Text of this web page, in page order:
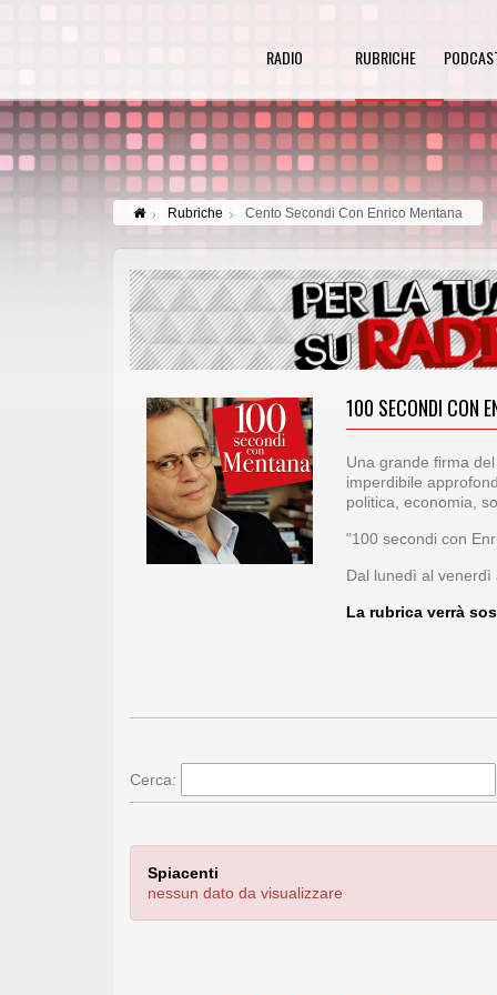
RADIO RUBRICHE
Rubriche Cento Secondi Con Enrico Mentana
100 SECONDI CON
Una grande firma
imperdibile
politica, economia,
"100 secondi con
Dal lunedì al venerdì
La rubrica verrà
Cerca:
Spiacenti
nessun dato da visualizzare